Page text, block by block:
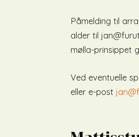
Påmelding til
alder til
mølla-prinsippet
Ved eventuelle
eller e-post